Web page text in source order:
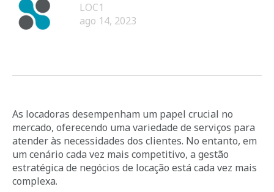
LOC1
ago 14, 2023
As locadoras desempenham um papel crucial no
mercado, oferecendo uma variedade de serviços para
atender às necessidades dos clientes. No entanto, em
um cenário cada vez mais competitivo, a gestão
estratégica de negócios de locação está cada vez mais
complexa.